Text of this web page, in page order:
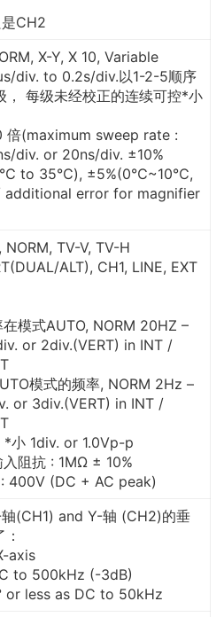
CH2
X-Y, X 10, Variable
div. to 0.2s/div.以1-2-5顺序
， 每级未经校正的连续可控*小
倍(maximum sweep rate :
div. or 20ns/div. ±10%
to 35℃), ±5%(0℃~10℃,
error for magnifier
NORM, TV-V, TV-H
ALT), CH1, LINE, EXT
模式AUTO, NORM 20HZ –
or 2div.(VERT) in INT /
模式的频率, NORM 2Hz –
or 3div.(VERT) in INT /
*小 1div. or 1.0Vp-p
阻抗 : 1MΩ ± 10%
400V (DC + AC peak)
(CH1) and Y-轴 (CH2)的垂
axis
to 500kHz (-3dB)
or less as DC to 50kHz